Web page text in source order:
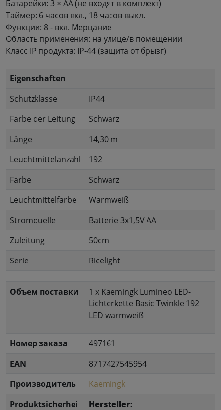
Батарейки: 3 × AA (не входят в комплект)
Таймер: 6 часов вкл., 18 часов выкл.
Функции: 8 - вкл. Мерцание
Область применения: на улице/в помещении
Класс IP продукта: IP-44 (защита от брызг)
Eigenschaften
Schutzklasse
IP44
Farbe der Leitung
Schwarz
Länge
14,30 m
Leuchtmittelanzahl
192
Farbe
Schwarz
Leuchtmittelfarbe
Warmweiß
Stromquelle
Batterie 3x1,5V AA
Zuleitung
50cm
Serie
Ricelight
Объем поставки
1 x Kaemingk Lumineo LED-
Lichterkette Basic Twinkle 192
LED warmweiß
Номер заказа
497161
EAN
8717427545954
Производитель
Kaemingk
Produktsicherhei
Hersteller: